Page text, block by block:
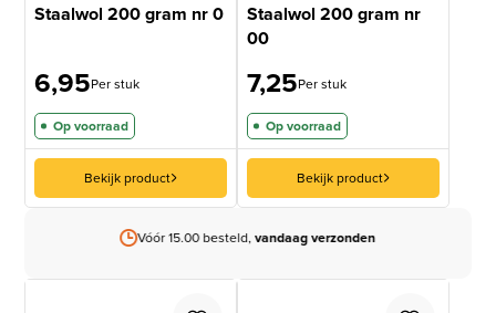
Staalwol 200 gram nr 0
6,95Per stuk
Op voorraad
Bekijk product
Staalwol 200 gram nr
00
7,25Per stuk
Op voorraad
Bekijk product
Vóór 15.00 besteld,vandaag verzonden